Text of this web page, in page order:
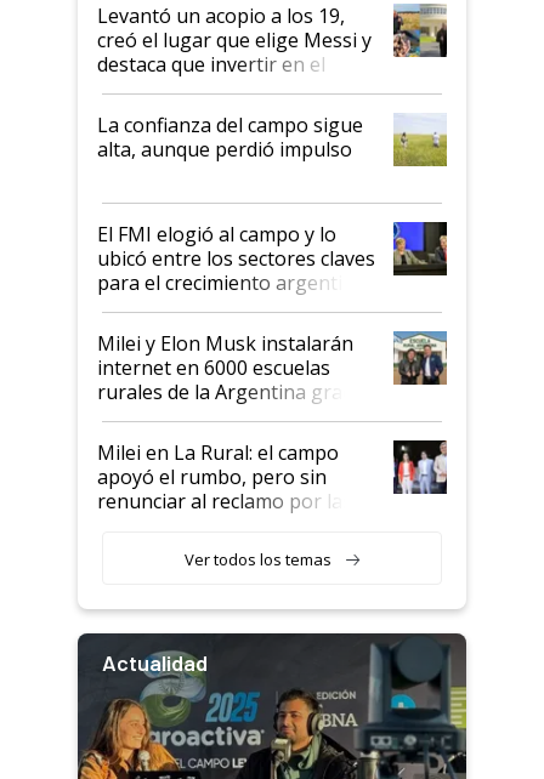
Levantó un acopio a los 19,
creó el lugar que elige Messi y
destaca que invertir en el
kirchnerismo era como "darle
plata a un hijo para droga":
Juan Félix Rossetti, el libertario
que de una dura crisis salió
de Milei
La confianza del campo sigue
alta, aunque perdió impulso
El FMI elogió al campo y lo
ubicó entre los sectores claves
para el crecimiento argentino
Milei y Elon Musk instalarán
internet en 6000 escuelas
rurales de la Argentina gracias
a un acuerdo con Starlink
Milei en La Rural: el campo
apoyó el rumbo, pero sin
renunciar al reclamo por las
Ver todos los temas
Actualidad